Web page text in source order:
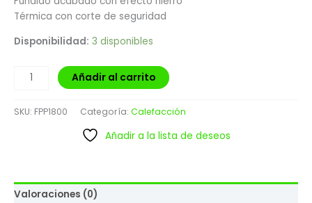
Térmica con corte de seguridad
Disponibilidad: 3 disponibles
Añadir al carrito
SKU: FPP1800 Categoría: Calefacción
Añadir a la lista de deseos
Valoraciones (0)